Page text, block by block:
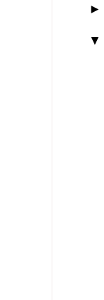
►
▼